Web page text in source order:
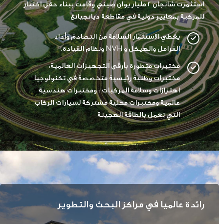
استثمرت شانجان 2 مليار يوان صيني وقامت ببناء حقل اختبار
للمركبة بمعايير دولية في مقاطعة ديانجيانغ
يغطي الاستثمار السلامة من التصادم وأداء
الفرامل والهيكل و NVH ونظام القيادة.
مختبرات متطورة بأرقى التجهيزات العالمية:
مختبرات وطنية رئيسية متخصصة في تكنولوجيا
اهتزازات وسلامة المركبات ، ومختبرات هندسية
عالمية ومختبرات محلية مشتركة لسيارات الركاب
التي تعمل بالطاقة الهجينة
رائدة عالميا في مراكز البحث والتطوير